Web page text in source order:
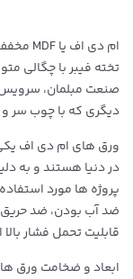
تخته فیبر با چگالی
صنعت مبلمان، سرویس
دیگری که با چوب سر و
ورق های ام دی اف
در دنیا هستند و به
پروژه ها مورد
ضد آب بودن، ضد
قابلیت تحمل فشار بالا